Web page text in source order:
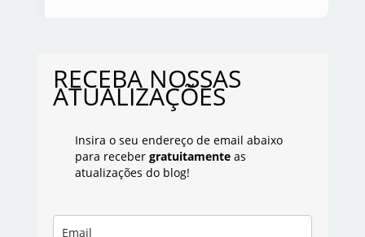
RECEBA NOSSAS
ATUALIZAÇÕES
Insira o seu endereço de email abaixo
para receber gratuitamenteas
atualizações do blog!